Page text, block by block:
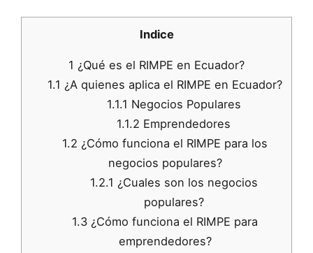
Indice
1 ¿Qué es el RIMPE en Ecuador?
1.1 ¿A quienes aplica el RIMPE en Ecuador?
1.1.1 Negocios Populares
1.1.2 Emprendedores
1.2 ¿Cómo funciona el RIMPE para los
negocios populares?
1.2.1 ¿Cuales son los negocios
populares?
1.3 ¿Cómo funciona el RIMPE para
emprendedores?